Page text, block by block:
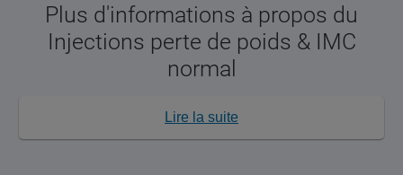
Plus d'informations à propos du
Injections perte de poids & IMC
normal
Lire la suite